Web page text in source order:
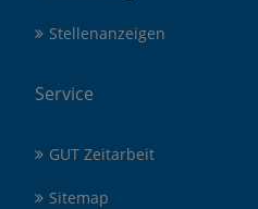
Stellenanzeigen
Service
GUT Zeitarbeit
Sitemap